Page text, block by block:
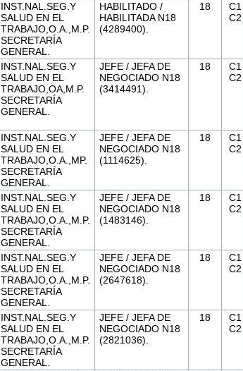
INST.NAL.SEG.Y
SALUD EN EL
TRABAJO,O.A.,M.P.
SECRETARÍA
GENERAL.
HABILITADO /
HABILITADA N18
(4289400).
18
C1
C2
INST.NAL.SEG.Y
SALUD EN EL
TRABAJO,OA,M.P.
SECRETARÍA
GENERAL.
JEFE / JEFA DE
NEGOCIADO N18
(3414491).
18
C1
C2
INST.NAL.SEG.Y
SALUD EN EL
TRABAJO,O.A.,MP.
SECRETARÍA
GENERAL.
JEFE / JEFA DE
NEGOCIADO N18
(1114625).
18
C1
C2
INST.NAL.SEG.Y
SALUD EN EL
TRABAJO,O.A.,M.P.
SECRETARÍA
GENERAL.
JEFE / JEFA DE
NEGOCIADO N18
(1483146).
18
C1
C2
INST.NAL.SEG.Y
SALUD EN EL
TRABAJO,O.A.,M.P.
SECRETARÍA
GENERAL.
JEFE / JEFA DE
NEGOCIADO N18
(2647618).
18
C1
C2
INST.NAL.SEG.Y
SALUD EN EL
TRABAJO,O.A.,M.P.
SECRETARÍA
GENERAL.
JEFE / JEFA DE
NEGOCIADO N18
(2821036).
18
C1
C2